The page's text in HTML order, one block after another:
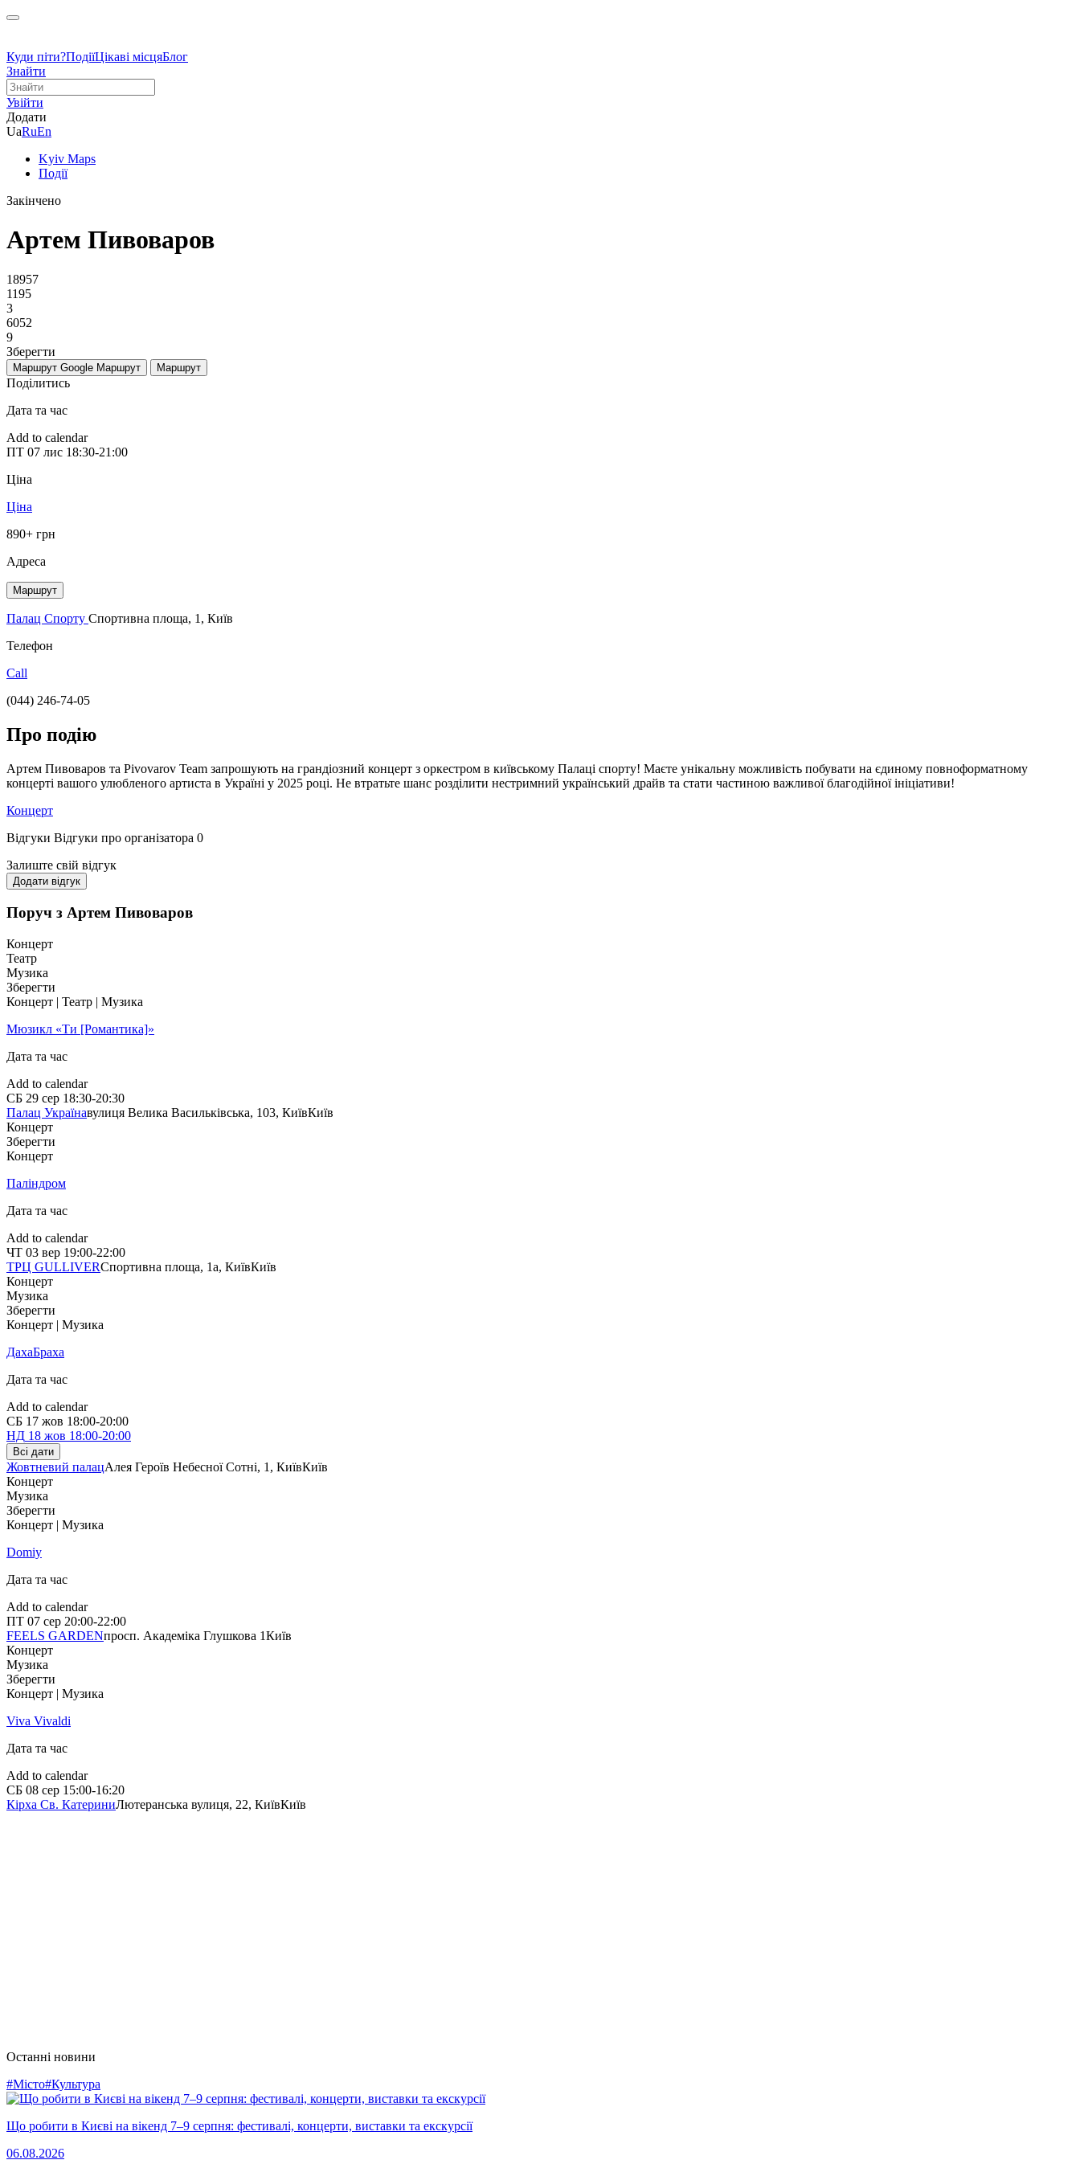
Куди піти?ПодіїЦікаві місцяБлог
Знайти
Увійти
Додати
UaRuEn
Kyiv Maps
Події
Закінчено
Артем Пивоваров
18957
1195
3
6052
9
Зберегти
Маршрут Google Маршрут Маршрут
Поділитись
Дата та час
Add to calendar
ПТ 07 лис 18:30-21:00
Ціна
Ціна
890+ грн
Адреса
Маршрут
Палац Спорту Спортивна площа, 1, Київ
Телефон
Call
(044) 246-74-05
Про подію
Артем Пивоваров та Pivovarov Team запрошують на грандіозний концерт з оркестром в київському Палаці спорту! Маєте унікальну можливість побувати на єдиному повноформатному
концерті вашого улюбленого артиста в Україні у 2025 році. Не втратьте шанс розділити нестримний український драйв та стати частиною важливої благодійної ініціативи!
Концерт
Відгуки Відгуки про організатора 0
Залиште свій відгук
Додати відгук
Поруч з Артем Пивоваров
Концерт
Театр
Музика
Зберегти
Концерт | Театр | Музика
Мюзикл «Ти [Романтика]»
Дата та час
Add to calendar
СБ 29 сер 18:30-20:30
Палац Українавулиця Велика Васильківська, 103, КиївКиїв
Концерт
Зберегти
Концерт
Паліндром
Дата та час
Add to calendar
ЧТ 03 вер 19:00-22:00
ТРЦ GULLIVERСпортивна площа, 1a, КиївКиїв
Концерт
Музика
Зберегти
Концерт | Музика
ДахаБраха
Дата та час
Add to calendar
СБ 17 жов 18:00-20:00
НД 18 жов 18:00-20:00
Всі дати
Жовтневий палацАлея Героїв Небесної Сотні, 1, КиївКиїв
Концерт
Музика
Зберегти
Концерт | Музика
Domiy
Дата та час
Add to calendar
ПТ 07 сер 20:00-22:00
FEELS GARDENпросп. Академіка Глушкова 1Київ
Концерт
Музика
Зберегти
Концерт | Музика
Viva Vivaldi
Дата та час
Add to calendar
СБ 08 сер 15:00-16:20
Кірха Св. КатериниЛютеранська вулиця, 22, КиївКиїв
Останні новини
#Місто#Культура
Що робити в Києві на вікенд 7–9 серпня: фестивалі, концерти, виставки та екскурсії
06.08.2026